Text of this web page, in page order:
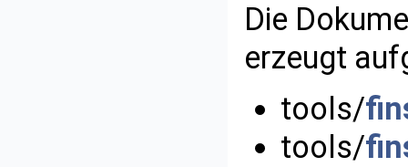
Die
erzeugt
tools/
tools/